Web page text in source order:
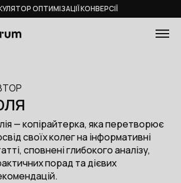
ОПТИМІЗАЦІЇ КОНВЕРСІЇ
— копірайтерка, яка перетворює
своїх колег на інформативні
сповнені глибокого аналізу,
порад та дієвих